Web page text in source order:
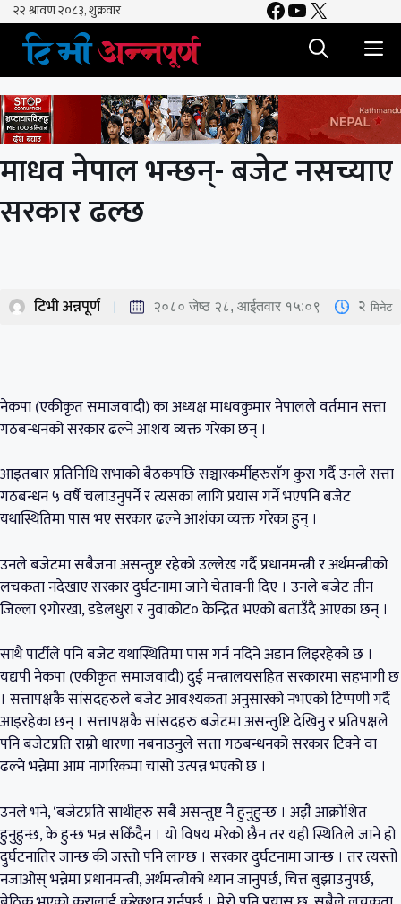
Skip
content
Facebook
YouTube
X
माधव नेपाल भन्छन्- बजेट नसच्याए
सरकार ढल्छ
टिभी अन्नपूर्ण २०८० जेष्ठ २८, आईतवार १५:०९ 2 मिनेट
नेकपा (एकीकृत समाजवादी) का अध्यक्ष माधवकुमार नेपालले वर्तमान सत्ता
गठबन्धनको सरकार ढल्ने आशय व्यक्त गरेका छन् ।
आइतबार प्रतिनिधि सभाको बैठकपछि सञ्चारकर्मीहरुसँग कुरा गर्दै उनले सत्ता
गठबन्धन ५ वर्षै चलाउनुपर्ने र त्यसका लागि प्रयास गर्ने भएपनि बजेट
यथास्थितिमा पास भए सरकार ढल्ने आशंका व्यक्त गरेका हुन् ।
उनले बजेटमा सबैजना असन्तुष्ट रहेको उल्लेख गर्दै प्रधानमन्त्री र अर्थमन्त्रीको
लचकता नदेखाए सरकार दुर्घटनामा जाने चेतावनी दिए । उनले बजेट तीन
जिल्ला ९गोरखा, डडेलधुरा र नुवाकोट० केन्द्रित भएको बताउँदै आएका छन् ।
साथै पार्टीले पनि बजेट यथास्थितिमा पास गर्न नदिने अडान लिइरहेको छ ।
यद्यपी नेकपा (एकीकृत समाजवादी) दुई मन्त्रालयसहित सरकारमा सहभागी छ
। सत्तापक्षकै सांसदहरुले बजेट आवश्यकता अनुसारको नभएको टिप्पणी गर्दै
आइरहेका छन् । सत्तापक्षकै सांसदहरु बजेटमा असन्तुष्टि देखिनु र प्रतिपक्षले
पनि बजेटप्रति राम्रो धारणा नबनाउनुले सत्ता गठबन्धनको सरकार टिक्ने वा
ढल्ने भन्नेमा आम नागरिकमा चासो उत्पन्न भएको छ ।
उनले भने, ‘बजेटप्रति साथीहरु सबै असन्तुष्ट नै हुनुहुन्छ । अझै आक्रोशित
हुनुहुन्छ, के हुन्छ भन्न सकिँदैन । यो विषय मरेको छैन तर यही स्थितिले जाने हो
दुर्घटनातिर जान्छ की जस्तो पनि लाग्छ । सरकार दुर्घटनामा जान्छ । तर त्यस्तो
नजाओस् भन्नेमा प्रधानमन्त्री, अर्थमन्त्रीको ध्यान जानुपर्छ, चित्त बुझाउनुपर्छ,